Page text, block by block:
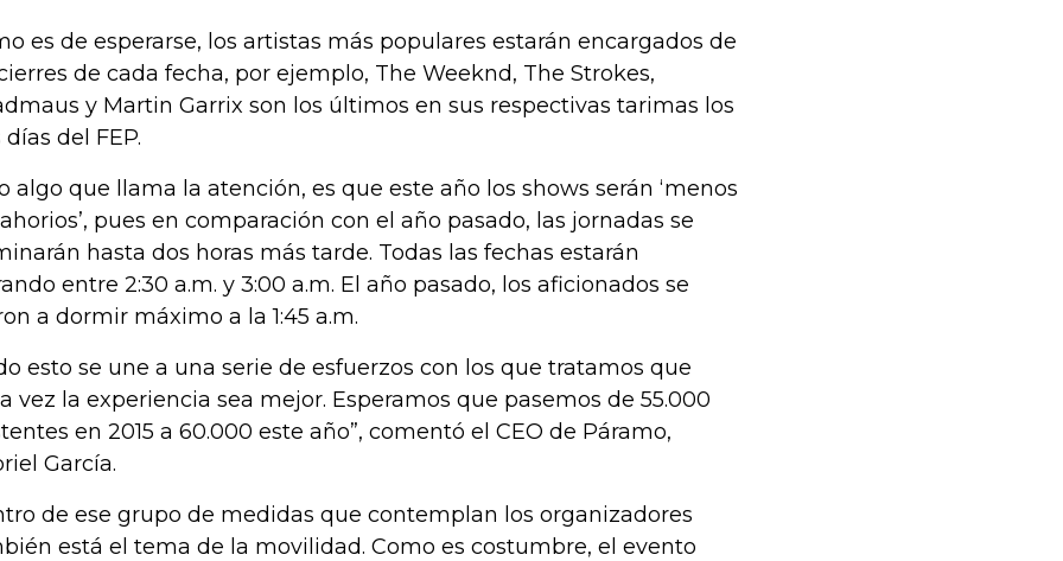
es de esperarse, los artistas más populares estarán encargados de
de cada fecha, por ejemplo, The Weeknd, The Strokes,
y Martin Garrix son los últimos en sus respectivas tarimas los
del FEP.
algo que llama la atención, es que este año los shows serán ‘menos
pues en comparación con el año pasado, las jornadas se
hasta dos horas más tarde. Todas las fechas estarán
entre 2:30 a.m. y 3:00 a.m. El año pasado, los aficionados se
a dormir máximo a la 1:45 a.m.
esto se une a una serie de esfuerzos con los que tratamos que
vez la experiencia sea mejor. Esperamos que pasemos de 55.000
en 2015 a 60.000 este año”, comentó el CEO de Páramo,
García.
de ese grupo de medidas que contemplan los organizadores
está el tema de la movilidad. Como es costumbre, el evento